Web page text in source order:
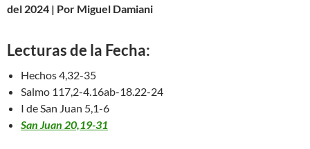
del 2024 | Por Miguel Damiani
Lecturas de la Fecha:
Hechos 4,32-35
Salmo 117,2-4.16ab-18.22-24
I de San Juan 5,1-6
San Juan 20,19-31